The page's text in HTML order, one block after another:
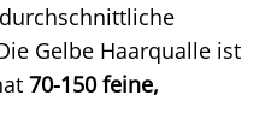
Gelbe Haarqualle ist
70-150 feine,